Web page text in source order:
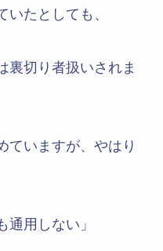
いたとしても、
裏切り者扱いされま
ていますが、やはり
通用しない」